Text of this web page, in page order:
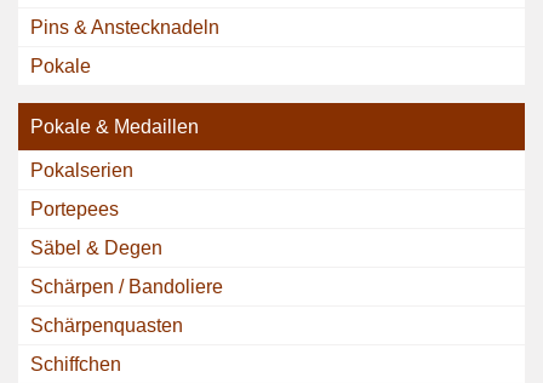
Pins & Anstecknadeln
Pokale
Pokale & Medaillen
Pokalserien
Portepees
Säbel & Degen
Schärpen / Bandoliere
Schärpenquasten
Schiffchen